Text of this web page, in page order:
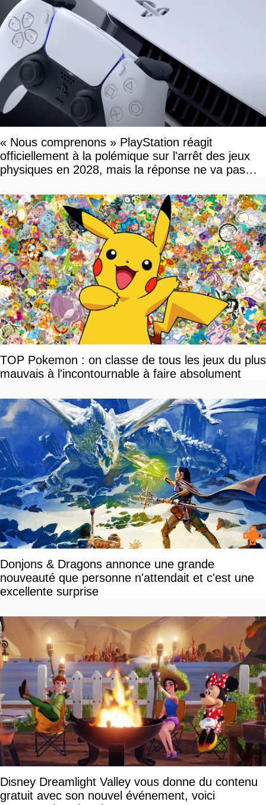
« Nous comprenons » PlayStation réagit
officiellement à la polémique sur l'arrêt des jeux
physiques en 2028, mais la réponse ne va pas
TOP Pokemon : on classe de tous les jeux du plus
mauvais à l'incontournable à faire absolument
Donjons & Dragons annonce une grande
nouveauté que personne n'attendait et c'est une
excellente surprise
Disney Dreamlight Valley vous donne du contenu
gratuit avec son nouvel événement, voici